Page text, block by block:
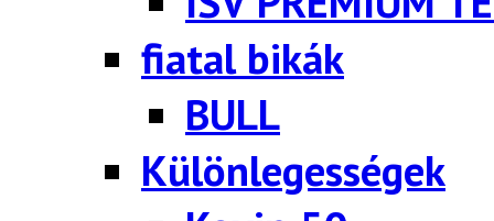
fiatal bikák
BULL
Különlegességek